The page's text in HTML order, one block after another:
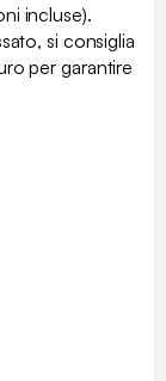
incluse).
si consiglia
per garantire